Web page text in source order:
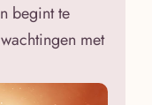
begint te
met